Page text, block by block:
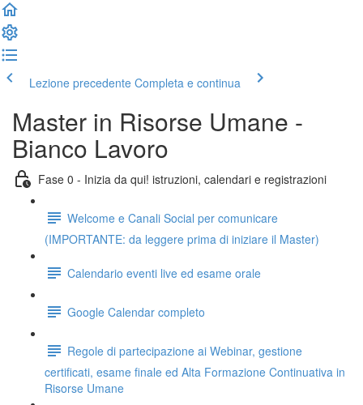
Lezione precedente Completa e continua
Master in Risorse Umane -
Bianco Lavoro
Fase 0 - Inizia da qui! istruzioni, calendari e registrazioni
Welcome e Canali Social per comunicare
(IMPORTANTE: da leggere prima di iniziare il Master)
Calendario eventi live ed esame orale
Google Calendar completo
Regole di partecipazione ai Webinar, gestione
certificati, esame finale ed Alta Formazione Continuativa in
Risorse Umane